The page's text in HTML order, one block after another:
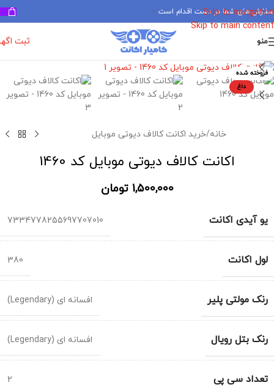
Skip to navigation
Skip to main content
سفارش های شما در دست اقدام است
منو ثبت
فروخته شده
داغ
برای بزرگنمایی کلیک کنید
خانه/خرید اکانت کالاف دیوتی موبایل
اکانت کالاف دیوتی موبایل کد 1460
1,500,000 تومان
یو آیدی اکانت 7334778255697707010
لول اکانت 380
رنک مولتی پلیر افسانه ای (Legendary)
رنک بتل رویال افسانه ای (Legendary)
تعداد سی پی 2